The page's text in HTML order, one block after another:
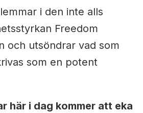
i den inte alls
Freedom
och utsöndrar vad som
som en potent
här i dag kommer att eka